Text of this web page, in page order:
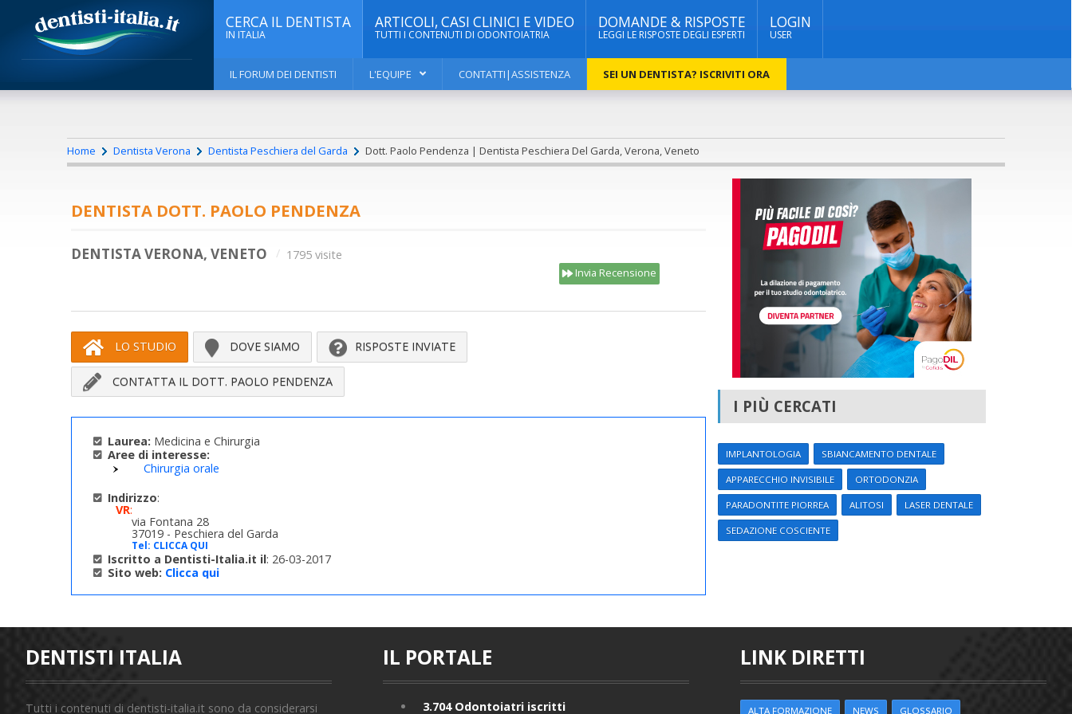
CERCA IL DENTISTA
IN ITALIA
ARTICOLI, CASI CLINICI E VIDEO
TUTTI I CONTENUTI DI ODONTOIATRIA
DOMANDE & RISPOSTE
LEGGI LE RISPOSTE DEGLI ESPERTI
LOGIN
USER
IL FORUM DEI DENTISTI L'EQUIPE CONTATTI|ASSISTENZA SEI UN DENTISTA? ISCRIVITI ORA
Home Dentista Verona Dentista Peschiera del Garda Dott. Paolo Pendenza | Dentista Peschiera Del Garda, Verona, Veneto
DENTISTA DOTT. PAOLO PENDENZA
DENTISTA VERONA, VENETO 1795 visite
Invia Recensione
LO STUDIO DOVE SIAMO RISPOSTE INVIATE
CONTATTA IL DOTT. PAOLO PENDENZA
Laurea: Medicina e Chirurgia
Aree di interesse:
Chirurgia orale
Indirizzo:
VR:
via Fontana 28
37019 - Peschiera del Garda
Tel: CLICCA QUI
Iscritto a Dentisti-Italia.it il: 26-03-2017
Sito web: Clicca qui
I PIÙ CERCATI
IMPLANTOLOGIA SBIANCAMENTO DENTALE
APPARECCHIO INVISIBILE ORTODONZIA
PARADONTITE PIORREA ALITOSI LASER DENTALE
SEDAZIONE COSCIENTE
DENTISTI ITALIA
Tutti i contenuti di dentisti-italia.it sono da considerarsi
IL PORTALE
3.704Odontoiatri iscritti
LINK DIRETTI
ALTA FORMAZIONE NEWS GLOSSARIO